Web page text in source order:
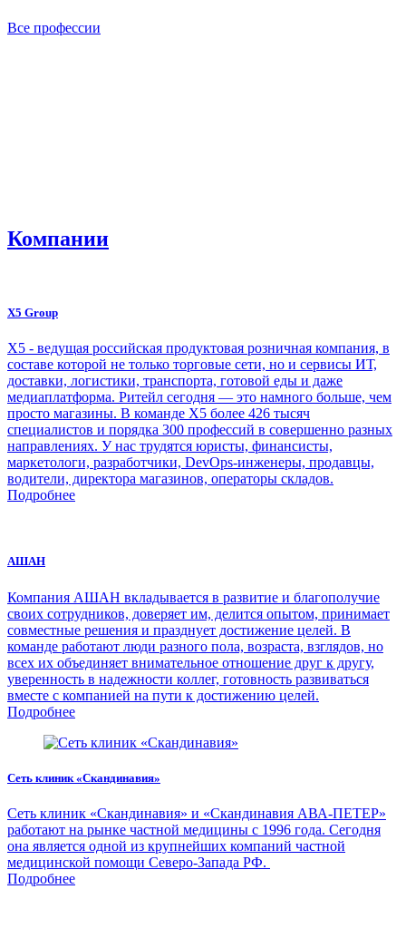
Все профессии
Компании
X5 Group
Х5 - ведущая российская продуктовая розничная компания, в
составе которой не только торговые сети, но и сервисы ИТ,
доставки, логистики, транспорта, готовой еды и даже
медиаплатформа. Ритейл сегодня — это намного больше, чем
просто магазины. В команде Х5 более 426 тысяч
специалистов и порядка 300 профессий в совершенно разных
направлениях. У нас трудятся юристы, финансисты,
маркетологи, разработчики, DevOps-инженеры, продавцы,
водители, директора магазинов, операторы складов.
Подробнее
АШАН
Компания АШАН вкладывается в развитие и благополучие
своих сотрудников, доверяет им, делится опытом, принимает
совместные решения и празднует достижение целей. В
команде работают люди разного пола, возраста, взглядов, но
всех их объединяет внимательное отношение друг к другу,
уверенность в надежности коллег, готовность развиваться
вместе с компанией на пути к достижению целей.
Подробнее
Сеть клиник «Скандинавия»
Сеть клиник «Скандинавия» и «Скандинавия АВА-ПЕТЕР»
работают на рынке частной медицины с 1996 года. Сегодня
она является одной из крупнейших компаний частной
медицинской помощи Северо-Запада РФ.
Подробнее